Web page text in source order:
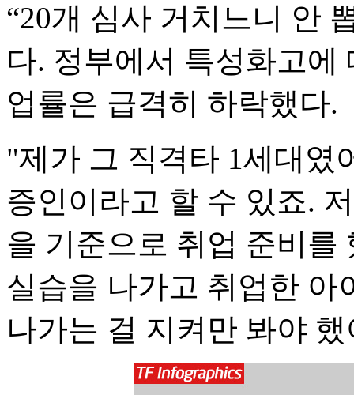
“20개 심사 거치느니 안
다. 정부에서 특성화고에
업률은 급격히 하락했다.
"제가 그 직격타 1세대였
증인이라고 할 수 있죠.
을 기준으로 취업 준비를
실습을 나가고 취업한 아
나가는 걸 지켜만 봐야